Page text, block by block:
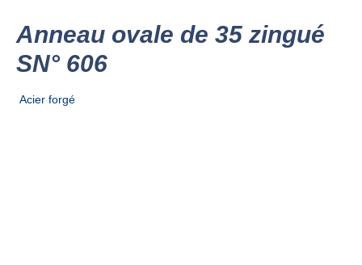
Anneau ovale de 35 zingué
SN° 606
Acier forgé